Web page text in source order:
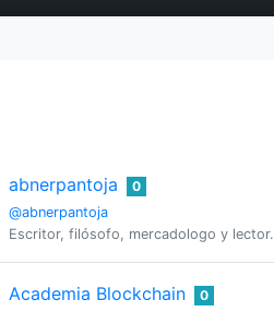
abnerpantoja
@abnerpantoja
0
Escritor, filósofo, mercadologo y lector.
Academia Blockchain 0